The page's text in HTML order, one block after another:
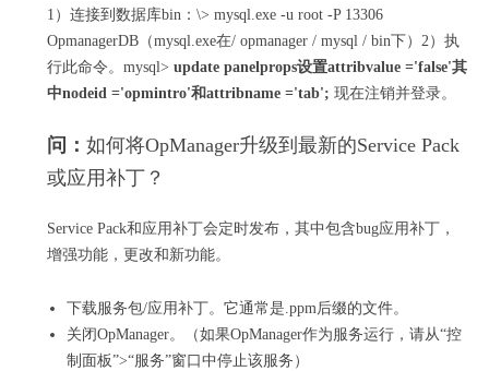
1）连接到数据库bin：\> mysql.exe -u root -P 13306
OpmanagerDB（mysql.exe在/ opmanager / mysql / bin下）2）执
行此命令。 mysql> update panelprops设置attribvalue ='false'其
中nodeid ='opmintro'和attribname ='tab'; 现在注销并登录。
问： 如何将OpManager升级到最新的Service Pack
或应用补丁？
Service Pack和应用补丁会定时发布，其中包含bug应用补丁，
增强功能，更改和新功能。
下载服务包/应用补丁。 它通常是.ppm后缀的文件。
关闭OpManager。
（如果OpManager作为服务运行，请从“控
制面板”>“服务”窗口中停止该服务）